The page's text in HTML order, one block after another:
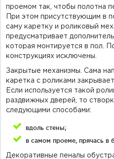
проемом так, чтобы полотна
При этом присутствующим в
саму каретку и роликовый
предусматривает
которая монтируется в пол.
конструкциях исключены.
Закрытые механизмы. Сама
каретка с роликами
Если используется такой
раздвижных дверей, то
следующими способами:
вдоль стены;
в самом проеме, прячась в
Декоративные пеналы